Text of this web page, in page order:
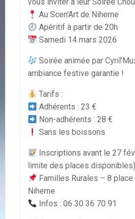
Au Scen’Art de Niherne
Apéritif à partir de 20h
Samedi 14 mars 2026
Soirée animée par
ambiance festive garantie !
Tarifs :
Adhérents : 23 €
Non-adhérents : 28 €
Sans les boissons
Inscriptions avant le 27
limite des places disponibles)
Familles Rurales – 8 place
Niherne
Infos : 06 30 36 70 91